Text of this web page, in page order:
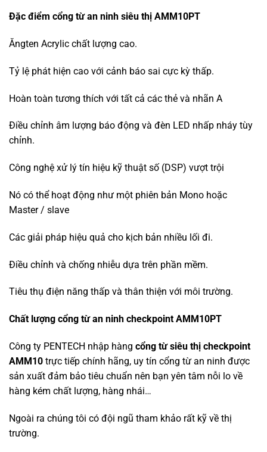
Đặc điểm cổng từ an ninh siêu thị AMM10PT
Ăngten Acrylic chất lượng cao.
Tỷ lệ phát hiện cao với cảnh báo sai cực kỳ thấp.
Hoàn toàn tương thích với tất cả các thẻ và nhãn A
Điều chỉnh âm lượng báo động và đèn LED nhấp nháy tùy
chỉnh.
Công nghệ xử lý tín hiệu kỹ thuật số (DSP) vượt trội
Nó có thể hoạt động như một phiên bản Mono hoặc
Master / slave
Các giải pháp hiệu quả cho kịch bản nhiều lối đi.
Điều chỉnh và chống nhiễu dựa trên phần mềm.
Tiêu thụ điện năng thấp và thân thiện với môi trường.
Chất lượng cổng từ an ninh checkpoint AMM10PT
Công ty PENTECH nhập hàng cổng từ siêu thị checkpoint
AMM10 trực tiếp chính hãng, uy tín cổng từ an ninh được
sản xuất đảm bảo tiêu chuẩn nên bạn yên tâm nỗi lo về
hàng kém chất lượng, hàng nhái…
Ngoài ra chúng tôi có đội ngũ tham khảo rất kỹ về thị
trường.